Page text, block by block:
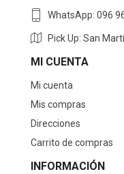
WhatsApp: 096
Pick Up: San
MI CUENTA
Mi cuenta
Mis compras
Direcciones
Carrito de compras
INFORMACIÓN